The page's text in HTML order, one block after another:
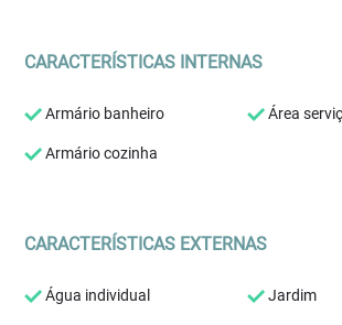
CARACTERÍSTICAS INTERNAS
Armário banheiro Área
Armário cozinha
CARACTERÍSTICAS EXTERNAS
Água individual Jardim